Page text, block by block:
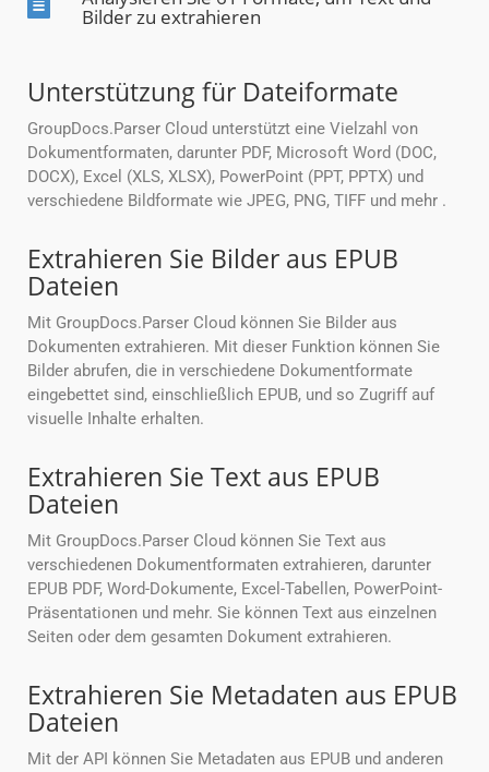
Bilder zu extrahieren
Unterstützung für Dateiformate
GroupDocs.Parser Cloud unterstützt eine Vielzahl von
Dokumentformaten, darunter PDF, Microsoft Word (DOC,
DOCX), Excel (XLS, XLSX), PowerPoint (PPT, PPTX) und
verschiedene Bildformate wie JPEG, PNG, TIFF und mehr .
Extrahieren Sie Bilder aus EPUB
Dateien
Mit GroupDocs.Parser Cloud können Sie Bilder aus
Dokumenten extrahieren. Mit dieser Funktion können Sie
Bilder abrufen, die in verschiedene Dokumentformate
eingebettet sind, einschließlich EPUB, und so Zugriff auf
visuelle Inhalte erhalten.
Extrahieren Sie Text aus EPUB
Dateien
Mit GroupDocs.Parser Cloud können Sie Text aus
verschiedenen Dokumentformaten extrahieren, darunter
EPUB PDF, Word-Dokumente, Excel-Tabellen, PowerPoint-
Präsentationen und mehr. Sie können Text aus einzelnen
Seiten oder dem gesamten Dokument extrahieren.
Extrahieren Sie Metadaten aus EPUB
Dateien
Mit der API können Sie Metadaten aus EPUB und anderen